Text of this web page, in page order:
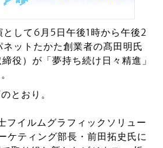
して6月5日午後1時から午後2
ットたかた創業者の髙田明氏
役）が「夢持ち続け日々精進」
とおり。
フイルムグラフィックソリュー
ケティング部長・前田拓史氏に